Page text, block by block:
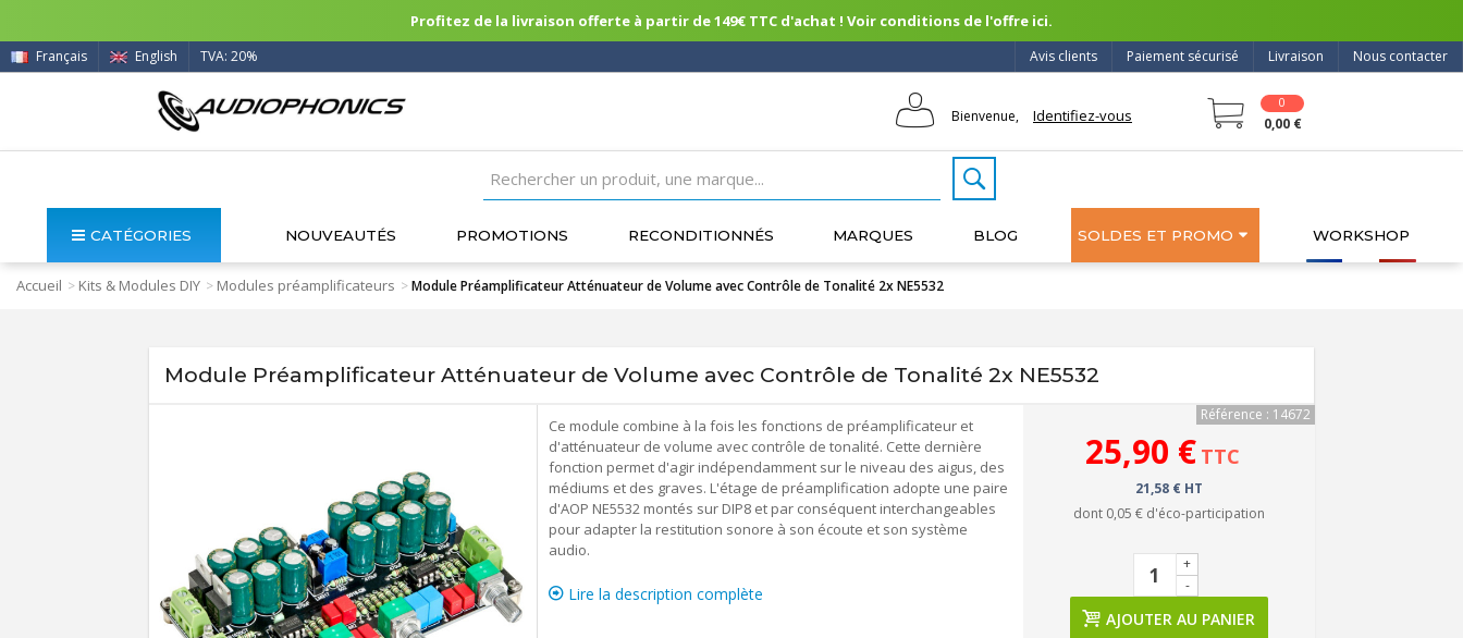
Profitez de la livraison offerte à partir de 149€ TTC d'achat ! Voir conditions de l'offre ici.
Nous contacter
Livraison
Paiement sécurisé
Avis clients
Français English TVA: 20%
Bienvenue, Identifiez-vous
0
0,00 €
CATÉGORIES NOUVEAUTÉS PROMOTIONS RECONDITIONNÉS MARQUES BLOG SOLDES ET PROMO WORKSHOP
Accueil > Kits & Modules DIY > Modules préamplificateurs >Module Préamplificateur Atténuateur de Volume avec Contrôle de Tonalité 2x NE5532
Module Préamplificateur Atténuateur de Volume avec Contrôle de Tonalité 2x NE5532
Ce module combine à la fois les fonctions de préamplificateur et
d'atténuateur de volume avec contrôle de tonalité. Cette dernière
fonction permet d'agir indépendamment sur le niveau des aigus, des
médiums et des graves. L'étage de préamplification adopte une paire
d'AOP NE5532 montés sur DIP8 et par conséquent interchangeables
pour adapter la restitution sonore à son écoute et son système
audio.
Lire la description complète
Référence : 14672
25,90 € TTC
21,58 € HT
dont 0,05 € d'éco-participation
-
+
AJOUTER AU PANIER